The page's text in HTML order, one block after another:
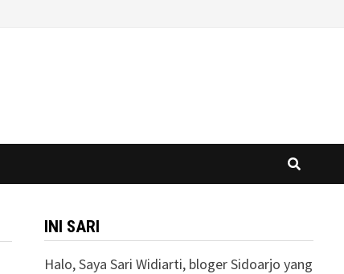
INI SARI
Halo, Saya Sari Widiarti, bloger Sidoarjo yang